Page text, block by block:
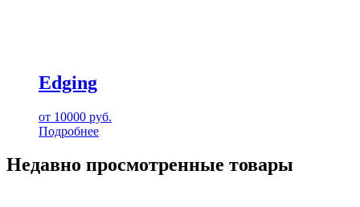
Edging
от 10000 руб.
Подробнее
Недавно просмотренные товары